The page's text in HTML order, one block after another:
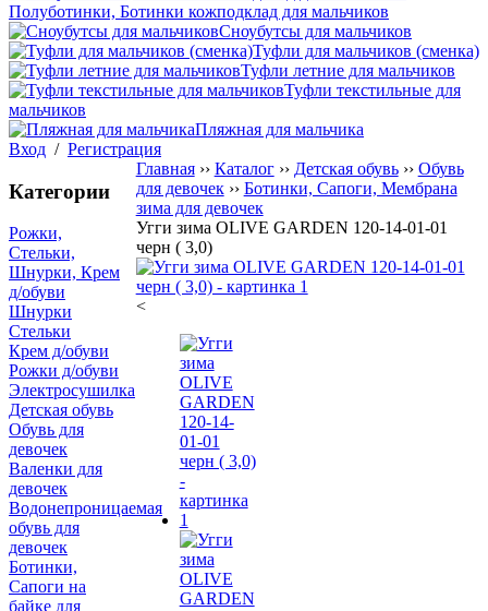
Полуботинки, Ботинки кожподклад для мальчиков
Сноубутсы для мальчиков
Туфли для мальчиков (сменка)
Туфли летние для мальчиков
Туфли текстильные для
мальчиков
Пляжная для мальчика
Вход / Регистрация
Главная ›› Каталог ›› Детская обувь ›› Обувь
для девочек ›› Ботинки, Сапоги, Мембрана
зима для девочек
Угги зима OLIVE GARDEN 120-14-01-01
черн ( 3,0)
<
Категории
Рожки,
Стельки,
Шнурки, Крем
д/обуви
Шнурки
Стельки
Крем д/обуви
Рожки д/обуви
Электросушилка
Детская обувь
Обувь для
девочек
Валенки для
девочек
Водонепроницаемая
обувь для
девочек
Ботинки,
Сапоги на
байке для